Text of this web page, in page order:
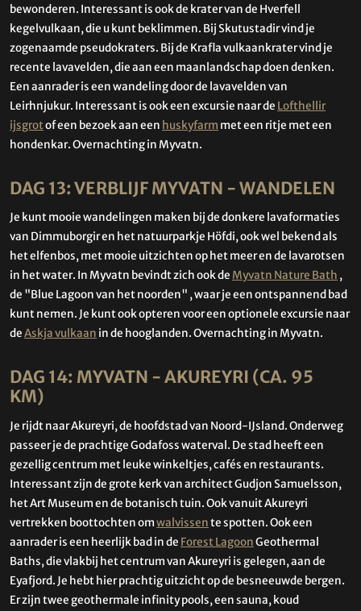
bewonderen. Interessant is ook de krater van de Hverfell
kegelvulkaan, die u kunt beklimmen. Bij Skutustadir vind je
zogenaamde pseudokraters. Bij de Krafla vulkaankrater vind je
recente lavavelden, die aan een maanlandschap doen denken.
Een aanrader is een wandeling door de lavavelden van
Leirhnjukur. Interessant is ook een excursie naar de Lofthellir
ijsgrotof een bezoek aan een huskyfarm met een ritje met een
hondenkar. Overnachting in Myvatn.
DAG 13: VERBLIJF MYVATN - WANDELEN
Je kunt mooie wandelingen maken bij de donkere lavaformaties
van Dimmuborgir en het natuurparkje Höfdi, ook wel bekend als
het elfenbos, met mooie uitzichten op het meer en de lavarotsen
in het water. In Myvatn bevindt zich ook de Myvatn Nature Bath ,
de "Blue Lagoon van het noorden" , waar je een ontspannend bad
kunt nemen. Je kunt ook opteren voor een optionele excursie naar
deAskja vulkaan in de hooglanden. Overnachting in Myvatn.
DAG 14: MYVATN - AKUREYRI (CA. 95
KM)
Je rijdt naar Akureyri, de hoofdstad van Noord-IJsland. Onderweg
passeer je de prachtige Godafoss waterval. De stad heeft een
gezellig centrum met leuke winkeltjes, cafés en restaurants.
Interessant zijn de grote kerk van architect Gudjon Samuelsson,
het Art Museum en de botanisch tuin. Ook vanuit Akureyri
vertrekken boottochten omwalvissente spotten. Ook een
aanrader is een heerlijk bad in de Forest LagoonGeothermal
Baths, die vlakbij het centrum van Akureyri is gelegen, aan de
Eyafjord. Je hebt hier prachtig uitzicht op de besneeuwde bergen.
Er zijn twee geothermale infinity pools, een sauna, koud